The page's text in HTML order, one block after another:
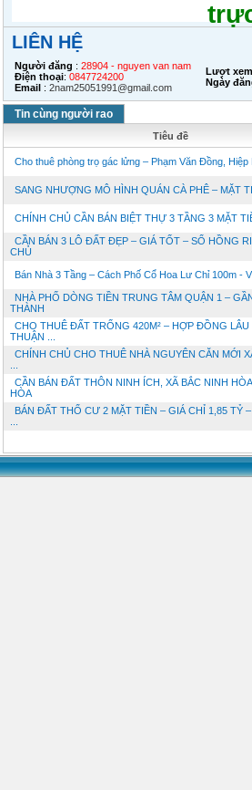
LIÊN HỆ
Người đăng : 28904 - nguyen van nam
Điện thoại: 0847724200
Email : 2nam25051991@gmail.com
Lượt xem
Ngày
Tin cùng người rao
Tiêu đề
Cho thuê phòng trọ gác lửng – Phạm Văn Đồng, Hiệp
SANG NHƯỢNG MÔ HÌNH QUÁN CÀ PHÊ – MẶT
CHÍNH CHỦ CẦN BÁN BIỆT THỰ 3 TẦNG 3 MẶT
CẦN BÁN 3 LÔ ĐẤT ĐẸP – GIÁ TỐT – SỔ HỒNG
CHỦ
Bán Nhà 3 Tầng – Cách Phố Cổ Hoa Lư Chỉ 100m -
NHÀ PHỐ DÒNG TIỀN TRUNG TÂM QUẬN 1 –
THÀNH
CHO THUÊ ĐẤT TRỐNG 420M² – HỢP ĐỒNG LÂU
THUẬN ...
CHÍNH CHỦ CHO THUÊ NHÀ NGUYÊN CĂN MỚI
CẦN BÁN ĐẤT THÔN NINH ÍCH, XÃ BẮC NINH
HÒA
BÁN ĐẤT THỔ CƯ 2 MẶT TIỀN – GIÁ CHỈ 1,85 TỶ